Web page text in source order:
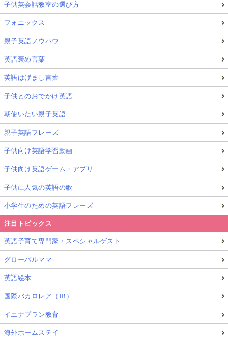
子供英会話教室の選び方
フォニックス
親子英語ノウハウ
英語褒め言葉
英語はげまし言葉
子供とのおでかけ英語
朝使いたい親子英語
親子英語フレーズ
子供向け英語学習動画
子供向け英語ゲーム・アプリ
子供に人気の英語の歌
小学生のための英語フレーズ
注目トピックス
英語子育て専門家・スペシャルゲスト
グローバルママ
英語絵本
国際バカロレア（IB）
イエナプラン教育
海外ホームステイ